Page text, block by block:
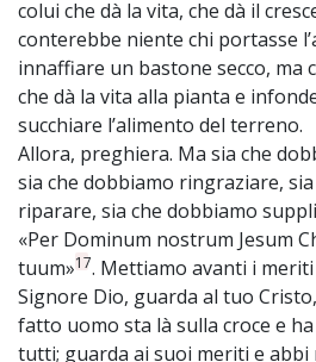
colui che dà la vita, che dà il
conterebbe niente chi portasse
innaffiare un bastone secco, ma
che dà la vita alla pianta e
succhiare l’alimento del terreno.
Allora, preghiera. Ma sia che
sia che dobbiamo ringraziare,
riparare, sia che dobbiamo
«Per Dominum nostrum Jesum
tuum»17. Mettiamo avanti i meriti
Signore Dio, guarda al tuo
fatto uomo sta là sulla croce e
tutti; guarda ai suoi meriti e abbi